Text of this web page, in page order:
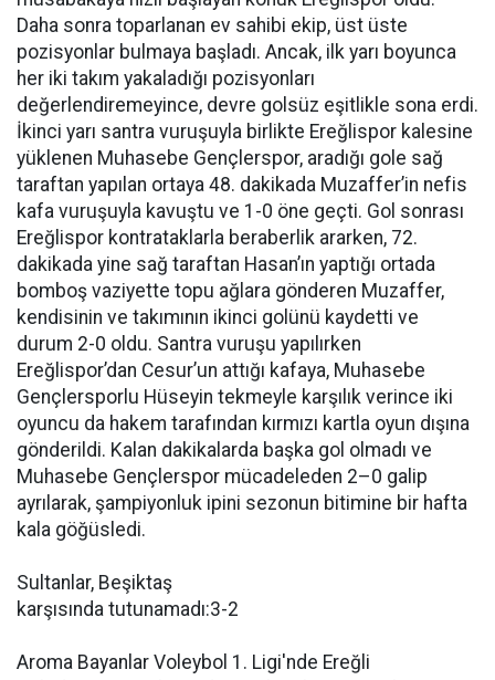
Daha sonra toparlanan ev sahibi ekip, üst üste
pozisyonlar bulmaya başladı. Ancak, ilk yarı boyunca
her iki takım yakaladığı pozisyonları
değerlendiremeyince, devre golsüz eşitlikle sona erdi.
İkinci yarı santra vuruşuyla birlikte Ereğlispor kalesine
yüklenen Muhasebe Gençlerspor, aradığı gole sağ
taraftan yapılan ortaya 48. dakikada Muzaffer’in nefis
kafa vuruşuyla kavuştu ve 1-0 öne geçti. Gol sonrası
Ereğlispor kontrataklarla beraberlik ararken, 72.
dakikada yine sağ taraftan Hasan’ın yaptığı ortada
bomboş vaziyette topu ağlara gönderen Muzaffer,
kendisinin ve takımının ikinci golünü kaydetti ve
durum 2-0 oldu. Santra vuruşu yapılırken
Ereğlispor’dan Cesur’un attığı kafaya, Muhasebe
Gençlersporlu Hüseyin tekmeyle karşılık verince iki
oyuncu da hakem tarafından kırmızı kartla oyun dışına
gönderildi. Kalan dakikalarda başka gol olmadı ve
Muhasebe Gençlerspor mücadeleden 2–0 galip
ayrılarak, şampiyonluk ipini sezonun bitimine bir hafta
kala göğüsledi.
Sultanlar, Beşiktaş
karşısında tutunamadı:3-2
Aroma Bayanlar Voleybol 1. Ligi'nde Ereğli